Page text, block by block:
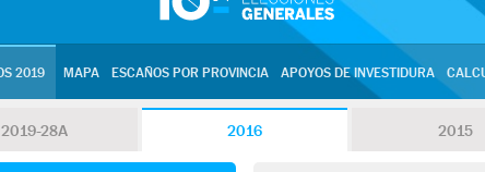
2019 MAPA ESCAÑOS POR PROVINCIA APOYOS DE INVESTIDURA
2019-28A 2016 2015